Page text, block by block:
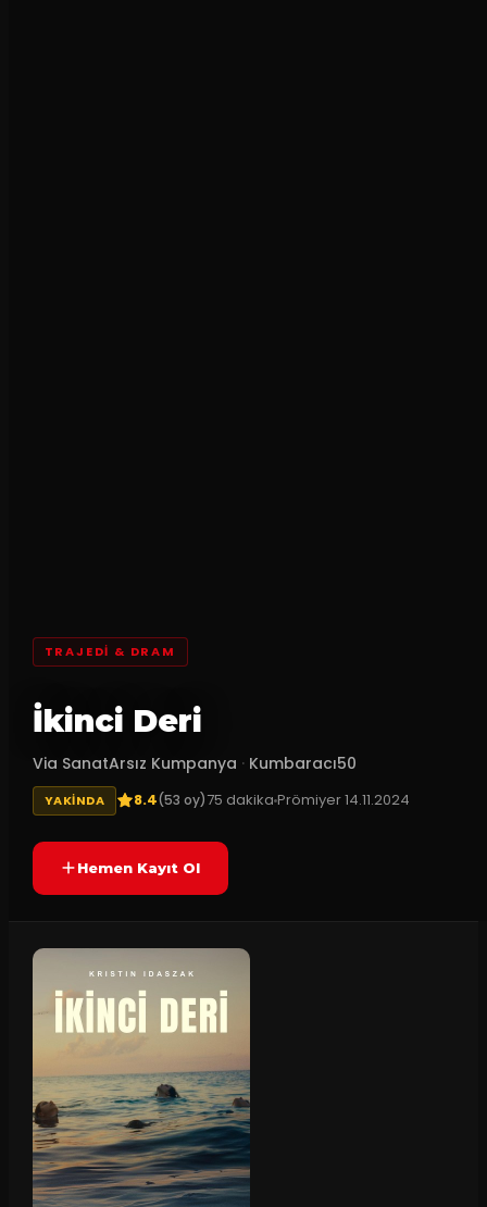
TRAJEDI & DRAM
İkinci Deri
Via SanatArsız Kumpanya · Kumbaracı50
YAKINDA 8.4(53 oy)75 dakikaPrömiyer14.11.2024
Hemen Kayıt Ol